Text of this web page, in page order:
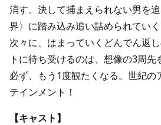
消す。決して捕まえられない男を
界〉に踏み込み追い詰められていく
次々に、はまっていくどんでん返
トに待ち受けるのは、想像の3周先
必ず、もう1度観たくなる。世紀の
テインメント！
【キャスト】